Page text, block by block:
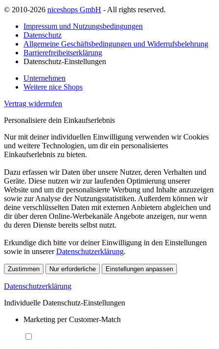
© 2010-2026 niceshops GmbH - All rights reserved.
Impressum und Nutzungsbedingungen
Datenschutz
Allgemeine Geschäftsbedingungen und Widerrufsbelehrung
Barrierefreiheitserklärung
Datenschutz-Einstellungen
Unternehmen
Weitere nice Shops
Vertrag widerrufen
Personalisiere dein Einkaufserlebnis
Nur mit deiner individuellen Einwilligung verwenden wir Cookies
und weitere Technologien, um dir ein personalisiertes
Einkaufserlebnis zu bieten.
Dazu erfassen wir Daten über unsere Nutzer, deren Verhalten und
Geräte. Diese nutzen wir zur laufenden Optimierung unserer
Website und um dir personalisierte Werbung und Inhalte anzuzeigen
sowie zur Analyse der Nutzungsstatistiken. Außerdem können wir
deine verschlüsselten Daten mit externen Anbietern abgleichen und
dir über deren Online-Werbekanäle Angebote anzeigen, nur wenn
du deren Dienste bereits selbst nutzt.
Erkundige dich bitte vor deiner Einwilligung in den Einstellungen
sowie in unsererDatenschutzerklärung.
Zustimmen Nur erforderliche Einstellungen anpassen
Datenschutzerklärung
Individuelle Datenschutz-Einstellungen
Marketing per Customer-Match